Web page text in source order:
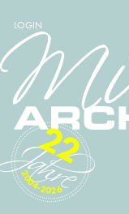
LOGIN
2004-2026
22